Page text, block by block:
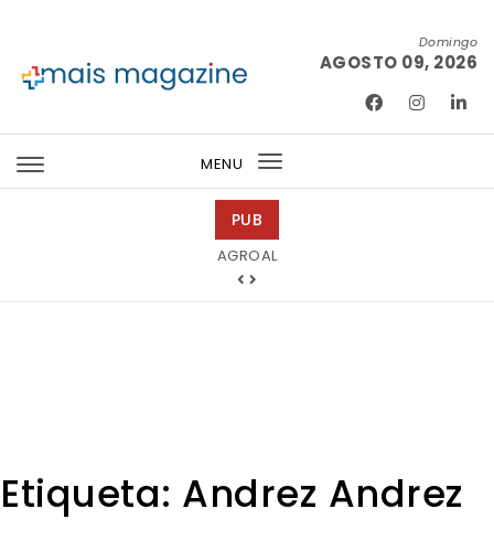
Domingo
AGOSTO 09, 2026
MENU
Toggle
PUB
AGROAL
Tintas 2000
Etiqueta: Andrez Andrez